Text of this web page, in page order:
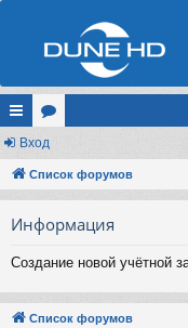
с
ы
ор
ум
Вход
Список форумов
Информация
Создание новой учётной
Список форумов